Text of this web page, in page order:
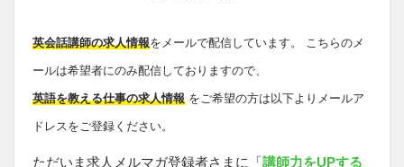
英会話講師の求人情報をメールで配信しています。 こちらのメ
ールは希望者にのみ配信しておりますので、
英語を教える仕事の求人情報 をご希望の方は以下よりメールア
ドレスをご登録ください。
ただいま求人メルマガ登録者さまに「講師力をUPする